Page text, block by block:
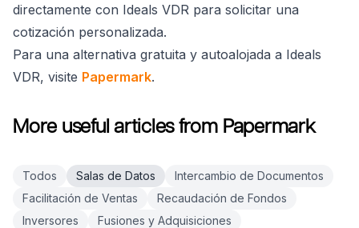
directamente con Ideals VDR para solicitar una
cotización personalizada.
Para una alternativa gratuita y autoalojada a Ideals
VDR, visite Papermark.
More useful articles from Papermark
Todos Salas de Datos
Intercambio de Documentos
Facilitación de Ventas
Recaudación de Fondos
Inversores
Fusiones y Adquisiciones